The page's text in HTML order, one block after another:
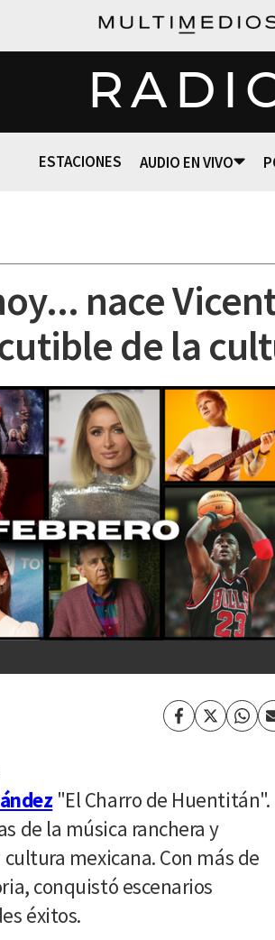
ESTACIONES AUDIO EN VIVO
nace
de la
Facebook
Twitter
"El Charro de Huentitán".
de la música ranchera y
mexicana. Con más de
conquistó escenarios
éxitos.